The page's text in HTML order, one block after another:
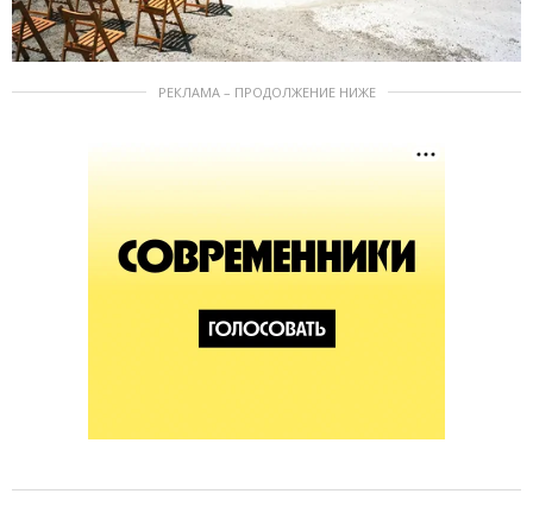
РЕКЛАМА – ПРОДОЛЖЕНИЕ НИЖЕ